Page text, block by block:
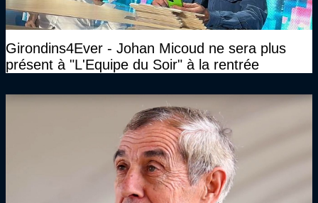
Girondins4Ever - Johan Micoud ne sera plus
présent à "L'Equipe du Soir" à la rentrée